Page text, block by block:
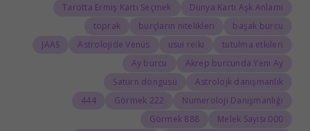
Dünya Kartı Aşk Anlamı
Tarotta Ermiş Kartı Seçmek
başak burcu
burçların nitelikleri
toprak
tutulma etkileri
usui reiki
Astrolojide Venüs
JAAS
Akrep burcunda Yeni Ay
Ay burcu
Astrolojk danışmanlık
Satürn döngüsü
Numeroloji Danışmanlığı
222 Görmek
444
000 Melek Sayısı
888 Görmek